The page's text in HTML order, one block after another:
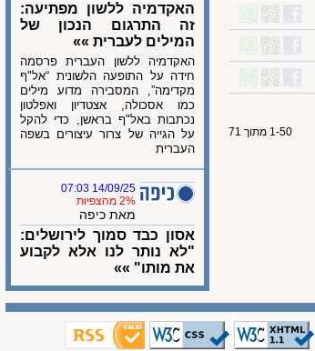
1-50 מתוך 71
האקדמיה ללשון מפתיעה:
זה התרגום הנכון של
המילים לעברית »»
האקדמיה ללשון העברית פרסמה
חידה על התופעה הלשונית “אל"ף
מקדימה”, המסבירה מדוע מילים
כמו אסכולה, אצטדיון ואפלטון
נכתבות באל"ף בראשן, כדי להקל
על הגייה של צרור עיצורים בשפה
העברית
14/09/25 07:03
2% מהצפיות
מאת כיפה
אסון כבד סמוך לירושלים:
"לא נותר לנו אלא לקבוע
את מותו" »»